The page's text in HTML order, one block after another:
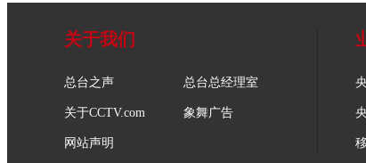
关于我们
总台之声 总台总经理室
关于CCTV.com 象舞广告
网站声明